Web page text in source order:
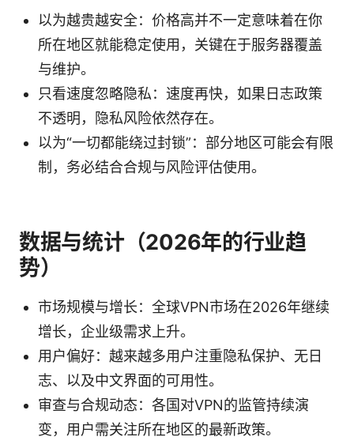
以为越贵越安全：价格高并不一定意味着在你
所在地区就能稳定使用，关键在于服务器覆盖
与维护。
只看速度忽略隐私：速度再快，如果日志政策
不透明，隐私风险依然存在。
以为“一切都能绕过封锁”：部分地区可能会有限
制，务必结合合规与风险评估使用。
数据与统计（2026年的行业趋
势）
市场规模与增长：全球VPN市场在2026年继续
增长，企业级需求上升。
用户偏好：越来越多用户注重隐私保护、无日
志、以及中文界面的可用性。
审查与合规动态：各国对VPN的监管持续演
变，用户需关注所在地区的最新政策。